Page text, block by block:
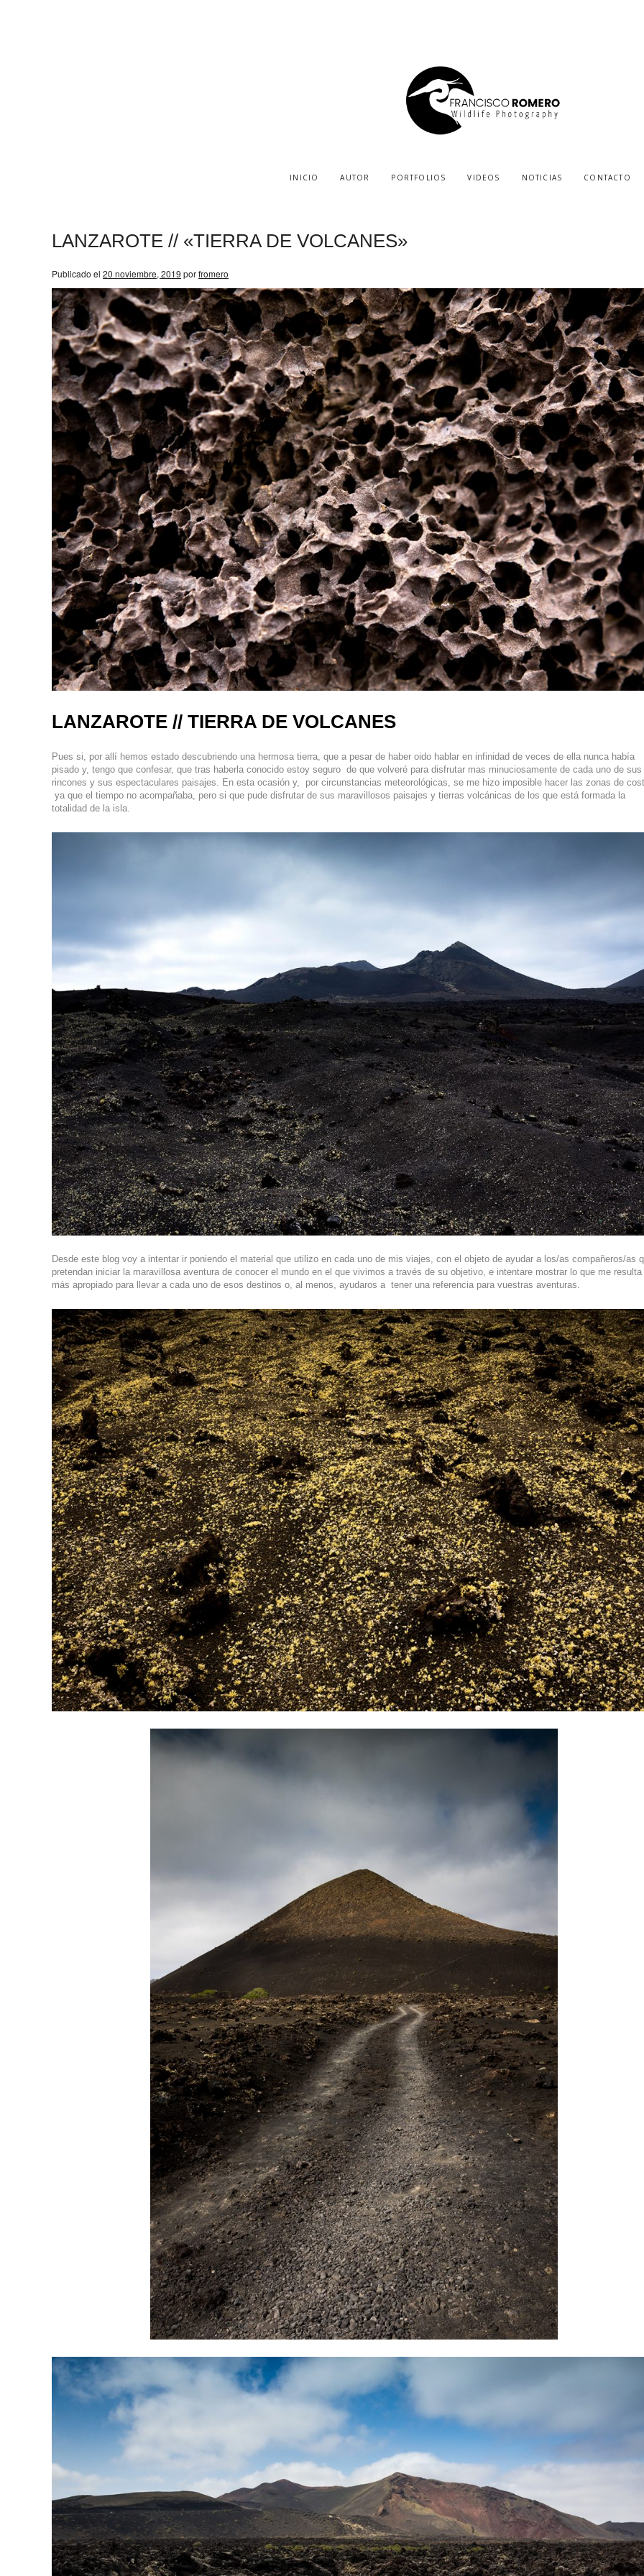
INICIO AUTOR PORTFOLIOS VIDEOS NOTICIAS CONTACTO
LANZAROTE // «TIERRA DE VOLCANES»
Publicado el 20 noviembre, 2019 porfromero
LANZAROTE // TIERRA DE VOLCANES
Pues si, por allí hemos estado descubriendo una hermosa tierra, que a pesar de haber oido hablar en infinidad de veces de ella nunca había
pisado y, tengo que confesar, que tras haberla conocido estoy seguro de que volveré para disfrutar mas minuciosamente de cada uno de sus
rincones y sus espectaculares paisajes. En esta ocasión y, por circunstancias meteorológicas, se me hizo imposible hacer las zonas de
ya que el tiempo no acompañaba, pero si que pude disfrutar de sus maravillosos paisajes y tierras volcánicas de los que está formada la
totalidad de la isla.
Desde este blog voy a intentar ir poniendo el material que utilizo en cada uno de mis viajes, con el objeto de ayudar a los/as compañeros/as
pretendan iniciar la maravillosa aventura de conocer el mundo en el que vivimos a través de su objetivo, e intentare mostrar lo que me resulta
más apropiado para llevar a cada uno de esos destinos o, al menos, ayudaros a tener una referencia para vuestras aventuras.